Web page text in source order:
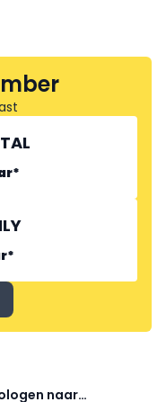
*
*
naar